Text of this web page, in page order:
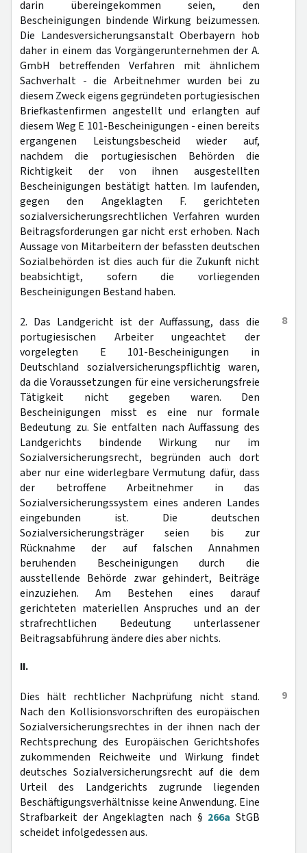
darin übereingekommen seien, den
Bescheinigungen bindende Wirkung beizumessen.
Die Landesversicherungsanstalt Oberbayern hob
daher in einem das Vorgängerunternehmen der A.
GmbH betreffenden Verfahren mit ähnlichem
Sachverhalt - die Arbeitnehmer wurden bei zu
diesem Zweck eigens gegründeten portugiesischen
Briefkastenfirmen angestellt und erlangten auf
diesem Weg E 101-Bescheinigungen - einen bereits
ergangenen Leistungsbescheid wieder auf,
nachdem die portugiesischen Behörden die
Richtigkeit der von ihnen ausgestellten
Bescheinigungen bestätigt hatten. Im laufenden,
gegen den Angeklagten F. gerichteten
sozialversicherungsrechtlichen Verfahren wurden
Beitragsforderungen gar nicht erst erhoben. Nach
Aussage von Mitarbeitern der befassten deutschen
Sozialbehörden ist dies auch für die Zukunft nicht
beabsichtigt, sofern die vorliegenden
Bescheinigungen Bestand haben.
8
2. Das Landgericht ist der Auffassung, dass die
portugiesischen Arbeiter ungeachtet der
vorgelegten E 101-Bescheinigungen in
Deutschland sozialversicherungspflichtig waren,
da die Voraussetzungen für eine versicherungsfreie
Tätigkeit nicht gegeben waren. Den
Bescheinigungen misst es eine nur formale
Bedeutung zu. Sie entfalten nach Auffassung des
Landgerichts bindende Wirkung nur im
Sozialversicherungsrecht, begründen auch dort
aber nur eine widerlegbare Vermutung dafür, dass
der betroffene Arbeitnehmer in das
Sozialversicherungssystem eines anderen Landes
eingebunden ist. Die deutschen
Sozialversicherungsträger seien bis zur
Rücknahme der auf falschen Annahmen
beruhenden Bescheinigungen durch die
ausstellende Behörde zwar gehindert, Beiträge
einzuziehen. Am Bestehen eines darauf
gerichteten materiellen Anspruches und an der
strafrechtlichen Bedeutung unterlassener
Beitragsabführung ändere dies aber nichts.
II.
9
Dies hält rechtlicher Nachprüfung nicht stand.
Nach den Kollisionsvorschriften des europäischen
Sozialversicherungsrechtes in der ihnen nach der
Rechtsprechung des Europäischen Gerichtshofes
zukommenden Reichweite und Wirkung findet
deutsches Sozialversicherungsrecht auf die dem
Urteil des Landgerichts zugrunde liegenden
Beschäftigungsverhältnisse keine Anwendung. Eine
Strafbarkeit der Angeklagten nach § 266a StGB
scheidet infolgedessen aus.